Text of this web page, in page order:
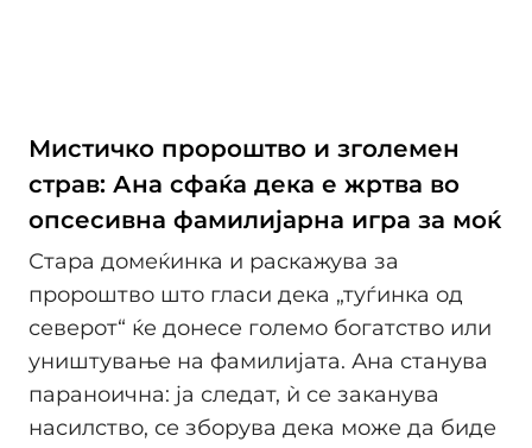
Мистичко пророштво и зголемен
страв: Ана сфаќа дека е жртва во
опсесивна фамилијарна игра за моќ
Стара домеќинка и раскажува за
пророштво што гласи дека „туѓинка од
северот“ ќе донесе големо богатство или
уништување на фамилијата. Ана станува
параноична: ја следат, ѝ се заканува
насилство, се зборува дека може да биде